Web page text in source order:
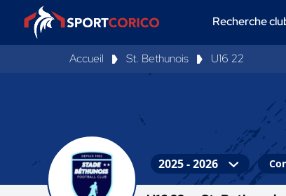
Recherche
Accueil St. Bethunois U16 22